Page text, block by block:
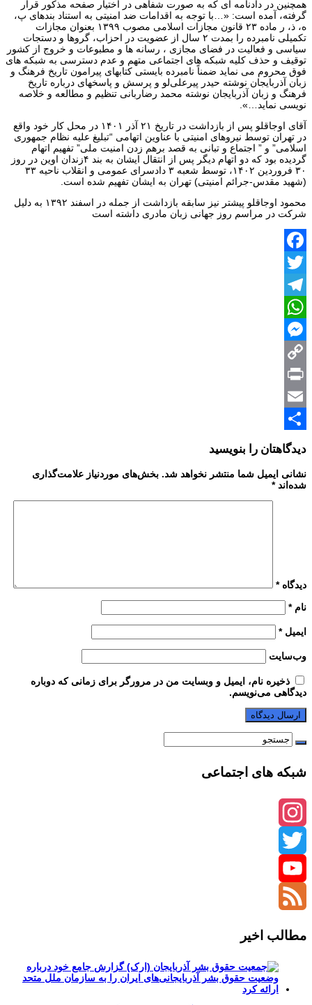
همچنین در دادنامه ای که به صورت شفاهی در اختیار صفحه مذکور قرار
گرفته، آمده است: «…با توجه به اقدامات ضد امنیتی به استناد بندهای پ،
ه، ذ، ر ماده ۲۳ قانون مجازات اسلامی مصوب ۱۳۹۹ بعنوان مجازات
تکمیلی نامبرده را بمدت ۲ سال از عضویت در احزاب، گروها و دستجات
سیاسی و فعالیت در فضای مجازی ، رسانه ها و مطبوعات و خروج از کشور
توقیف و حذف کلیه شبکه های اجتماعی متهم و عدم دسترسی به شبکه های
فوق محروم می نماید ضمناً نامبرده بایستی کتابهای پیرامون تاریخ فرهنگ و
زبان آذربایجان نوشته حیدر پیرعلی‌لو و پرسش و پاسخهای درباره تاریخ
فرهنگ و زبان آذربایجان نوشته محمد رضاربانی تنظیم و مطالعه و خلاصه
نویسی نماید…».
آقای اوجاقلو پس از بازداشت در تاریخ ۲۱ آذر ۱۴۰۱ در محل کار خود واقع
در تهران توسط نیروهای امنیتی با عناوین اتهامی “تبلیغ علیه نظام جمهوری
اسلامی” و ” اجتماع و تبانی به قصد برهم زدن امنیت ملی” تفهیم اتهام
گردیده بود که دو اتهام دیگر پس از انتقال ایشان به بند ۴زندان اوین در روز
۳۰ فروردین ۱۴۰۲، توسط شعبه ۳ دادسرای عمومی و انقلاب ناحیه ۳۳
(شهید مقدس-جرائم امنیتی) تهران به ایشان تفهیم شده است.
محمود اوجاقلو پیشتر نیز سابقه بازداشت از جمله در اسفند ۱۳۹۲ به دلیل
شرکت در مراسم روز جهانی زبان مادری داشته است
Facebook
Twitter
Telegram
WhatsApp
Messenger
Copy
Link
Print
Email
Share
دیدگاهتان را بنویسید
نشانی ایمیل شما منتشر نخواهد شد. بخش‌های موردنیاز علامت‌گذاری
شده‌اند*
دیدگاه*
نام*
ایمیل*
وب‌سایت
ذخیره نام، ایمیل و وبسایت من در مرورگر برای زمانی که دوباره
دیدگاهی می‌نویسم.
شبکه های اجتماعی
Instagram
Twitter
YouTube
مطالب اخیر